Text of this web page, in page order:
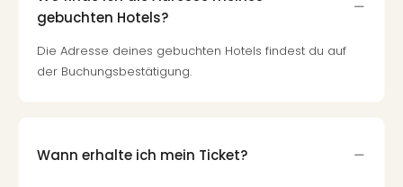
gebuchten Hotels?
Die Adresse deines gebuchten Hotels findest du auf
der Buchungsbestätigung.
Wann erhalte ich mein Ticket?